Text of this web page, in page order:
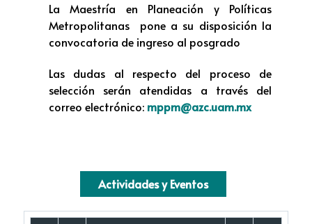
La Maestría en Planeación y Políticas
Metropolitanas pone a su disposición la
convocatoria de ingreso al posgrado
Las dudas al respecto del proceso de
selección serán atendidas a través del
correo electrónico: mppm@azc.uam.mx
Actividades y Eventos